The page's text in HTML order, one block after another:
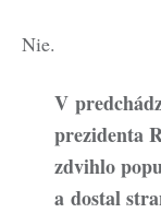
Nie.
V
prezidenta
zdvihlo
a dostal